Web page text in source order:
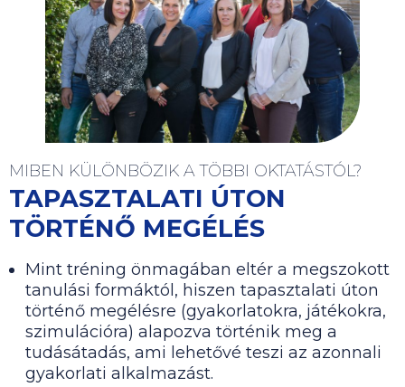
MIBEN KÜLÖNBÖZIK A TÖBBI OKTATÁSTÓL?
TAPASZTALATI ÚTON
TÖRTÉNŐ MEGÉLÉS
Mint tréning önmagában eltér a megszokott
tanulási formáktól, hiszen tapasztalati úton
történő megélésre (gyakorlatokra, játékokra,
szimulációra) alapozva történik meg a
tudásátadás, ami lehetővé teszi az azonnali
gyakorlati alkalmazást.